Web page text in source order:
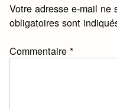
Votre adresse e-mail ne
obligatoires sont
Commentaire*